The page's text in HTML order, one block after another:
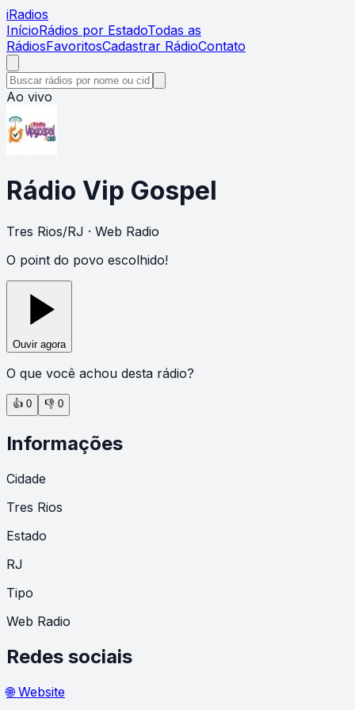
iRadios
InícioRádios por EstadoTodas as
RádiosFavoritosCadastrar RádioContato
Ao vivo
Rádio Vip Gospel
Tres Rios/RJ · Web Radio
O point do povo escolhido!
Ouvir agora
O que você achou desta rádio?
👍 0 👎 0
Informações
Cidade
Tres Rios
Estado
RJ
Tipo
Web Radio
Redes sociais
🌐 Website